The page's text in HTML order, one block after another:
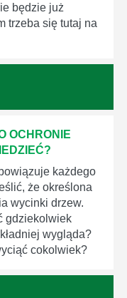
będzie już
trzeba się tutaj na
OCHRONIE
każdego
że określona
wycinki drzew.
gdziekolwiek
wygląda?
cokolwiek?